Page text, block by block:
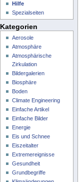
Hilfe
Spezialseiten
Kategorien
Aerosole
Atmosphäre
Atmosphärische
Zirkulation
Bildergalerien
Biosphäre
Boden
Climate Engineering
Einfache Artikel
Einfache Bilder
Energie
Eis und Schnee
Eiszeitalter
Extremereignisse
Gesundheit
Grundbegriffe